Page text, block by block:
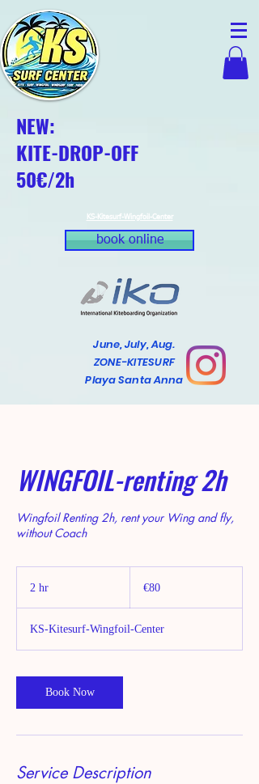
NEW:
KITE-DROP-OFF
50€/2h
KS-Kitesurf-Wingfoil-Center
book online
June, July, Aug.
ZONE-KITESURF
Playa Santa Anna
WINGFOIL-renting 2h
Wingfoil Renting 2h, rent your Wing and fly,
2 hr €80
KS-Kitesurf-Wingfoil-Center
Book Now
Service Description